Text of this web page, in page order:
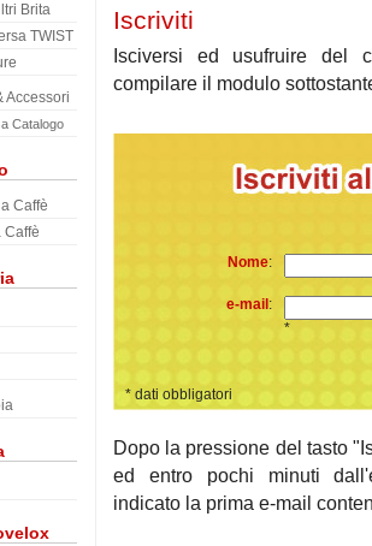
Brita
TWIST
Accessori
Catalogo
Caffè
Caffè
Iscriviti
Isciversi ed usufruire del
compilare il modulo
Nome:
e-mail:
*
* dati obbligatori
Dopo la pressione del tasto
ed entro pochi minuti
indicato la prima e-mail